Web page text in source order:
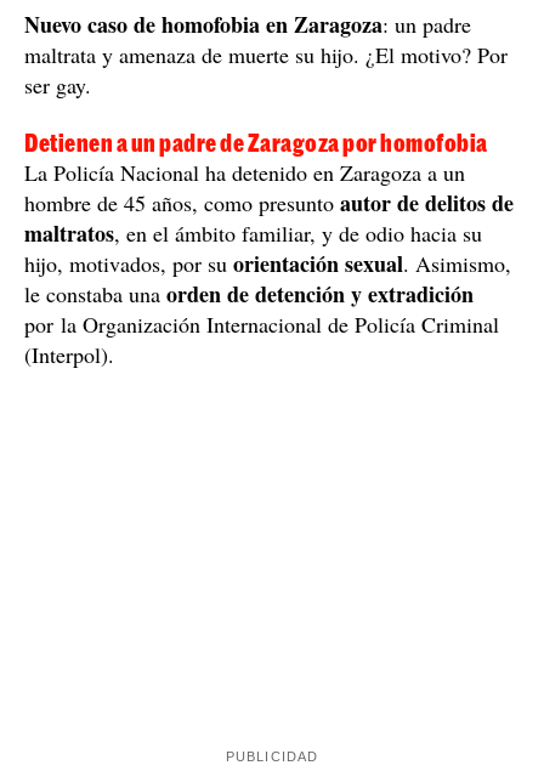
Nuevo caso de homofobia en Zaragoza: un padre
maltrata y amenaza de muerte su hijo. ¿El motivo? Por
ser gay.
Detienen a un padre de Zaragoza por homofobia
La Policía Nacional ha detenido en Zaragoza a un
hombre de 45 años, como presunto autor de delitos de
maltratos, en el ámbito familiar, y de odio hacia su
hijo, motivados, por su orientación sexual. Asimismo,
le constaba una orden de detención y extradición
por la Organización Internacional de Policía Criminal
(Interpol).